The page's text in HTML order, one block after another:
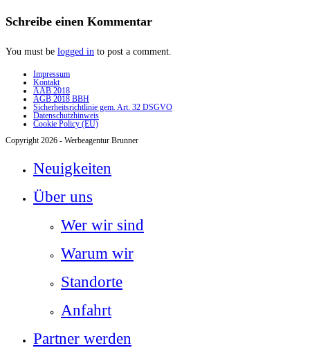
Schreibe einen Kommentar
You must be logged in to post a comment.
Impressum
Kontakt
AAB 2018
AGB 2018 BBH
Sicherheitsrichtlinie gem. Art. 32 DSGVO
Datenschutzhinweis
Cookie Policy (EU)
Copyright 2026 - Werbeagentur Brunner
Neuigkeiten
Über uns
Wer wir sind
Warum wir
Standorte
Anfahrt
Partner werden